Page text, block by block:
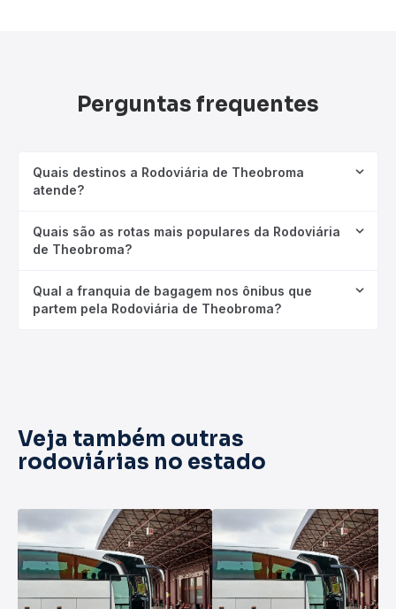
Perguntas frequentes
Quais destinos a Rodoviária de Theobroma
atende?
Quais são as rotas mais populares da Rodoviária
de Theobroma?
Qual a franquia de bagagem nos ônibus que
partem pela Rodoviária de Theobroma?
Veja também outras
rodoviárias no estado